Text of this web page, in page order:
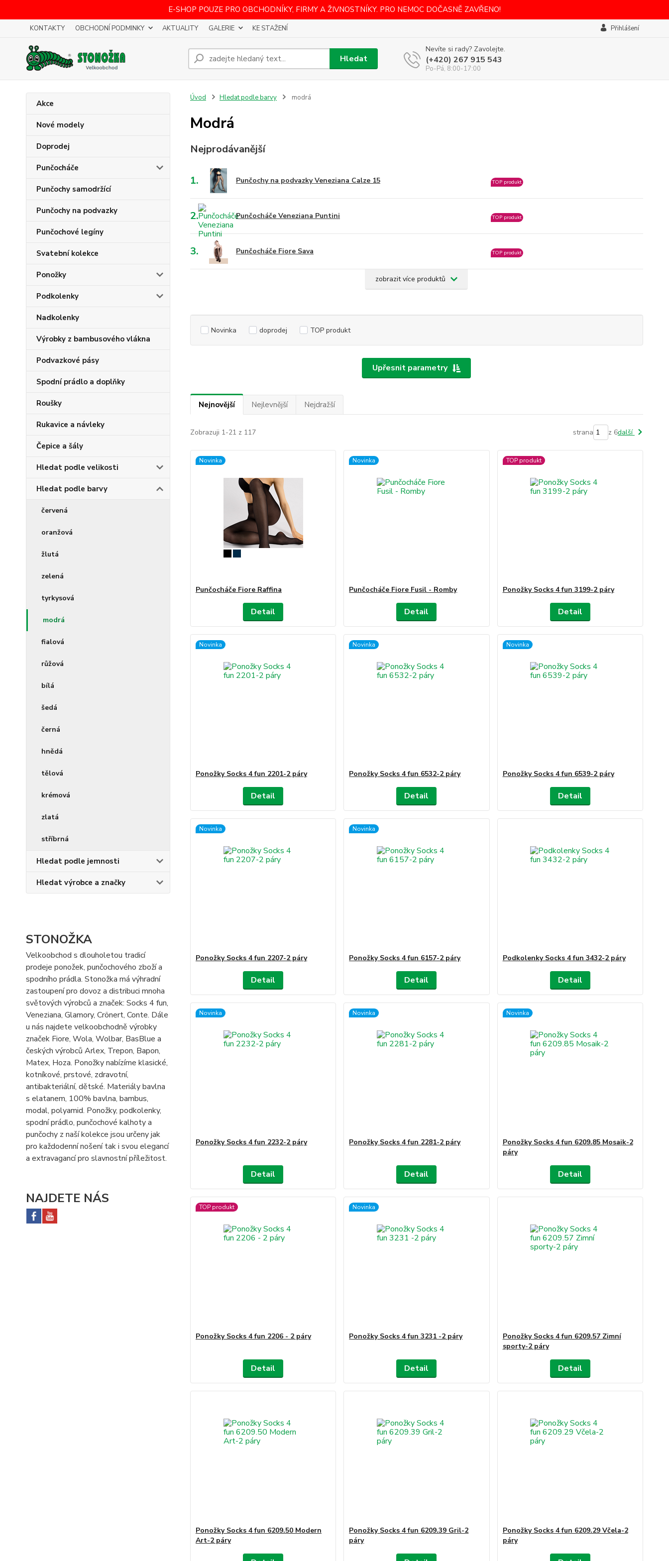
E-SHOP POUZE PRO OBCHODNÍKY, FIRMY A ŽIVNOSTNÍKY. PRO NEMOC DOČASNĚ ZAVŘENO!
KONTAKTY OBCHODNÍ PODMINKY AKTUALITY GALERIE KE STAŽENÍ Přihlášení
Hledat
Nevíte si rady? Zavolejte.
(+420) 267 915 543
Po-Pá, 8:00-17:00
Akce
Nové modely
Doprodej
Punčocháče
Punčochy samodržící
Punčochy na podvazky
Punčochové legíny
Svatební kolekce
Ponožky
Podkolenky
Nadkolenky
Výrobky z bambusového vlákna
Podvazkové pásy
Spodní prádlo a doplňky
Roušky
Rukavice a návleky
Čepice a šály
Hledat podle velikosti
Hledat podle barvy
červená
oranžová
žlutá
zelená
tyrkysová
modrá
fialová
růžová
bílá
šedá
černá
hnědá
tělová
krémová
zlatá
stříbrná
Hledat podle jemnosti
Hledat výrobce a značky
STONOŽKA
Velkoobchod s dlouholetou tradicí
prodeje ponožek, punčochového zboží a
spodního prádla. Stonožka má výhradní
zastoupení pro dovoz a distribuci mnoha
světových výrobců a značek: Socks 4 fun,
Veneziana, Glamory, Crönert, Conte. Dále
u nás najdete velkoobchodně výrobky
značek Fiore, Wola, Wolbar, BasBlue a
českých výrobců Arlex, Trepon, Bapon,
Matex, Hoza. Ponožky nabízíme klasické,
kotníkové, prstové, zdravotní,
antibakteriální, dětské. Materiály bavlna
s elatanem, 100% bavlna, bambus,
modal, polyamid. Ponožky, podkolenky,
spodní prádlo, punčochové kalhoty a
punčochy z naší kolekce jsou určeny jak
pro každodenní nošení tak i svou elegancí
a extravagancí pro slavnostní příležitost.
NAJDETE NÁS
Úvod Hledat podle barvy modrá
Modrá
Nejprodávanější
1. Punčochy na podvazky Veneziana Calze 15 TOP produkt
2. Punčocháče Veneziana Puntini TOP produkt
3. Punčocháče Fiore Sava TOP produkt
zobrazit více produktů
Upřesnit parametry
Novinka doprodej TOP produkt
Nejnovější Nejlevnější Nejdražší
Zobrazuji 1-21 z 117 strana z 6další
Novinka
Punčocháče Fiore Raffina
Detail
Novinka
Punčocháče Fiore Fusil - Romby
Detail
TOP produkt
Ponožky Socks 4 fun 3199-2 páry
Detail
Novinka
Ponožky Socks 4 fun 2201-2 páry
Detail
Novinka
Ponožky Socks 4 fun 6532-2 páry
Detail
Novinka
Ponožky Socks 4 fun 6539-2 páry
Detail
Novinka
Ponožky Socks 4 fun 2207-2 páry
Detail
Novinka
Ponožky Socks 4 fun 6157-2 páry
Detail
Podkolenky Socks 4 fun 3432-2 páry
Detail
Novinka
Ponožky Socks 4 fun 2232-2 páry
Detail
Novinka
Ponožky Socks 4 fun 2281-2 páry
Detail
Novinka
Ponožky Socks 4 fun 6209.85 Mosaik-2
páry
Detail
TOP produkt
Ponožky Socks 4 fun 2206 - 2 páry
Detail
Novinka
Ponožky Socks 4 fun 3231 -2 páry
Detail
Ponožky Socks 4 fun 6209.57 Zimní
sporty-2 páry
Detail
Ponožky Socks 4 fun 6209.50 Modern
Art-2 páry
Ponožky Socks 4 fun 6209.39 Gril-2
páry
Ponožky Socks 4 fun 6209.29 Včela-2
páry